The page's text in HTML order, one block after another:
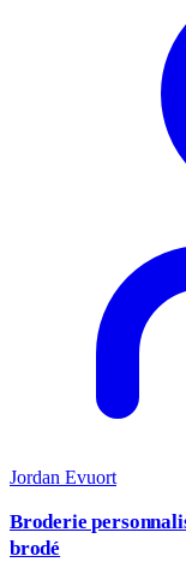
Jordan Evuort
Broderie
brodé